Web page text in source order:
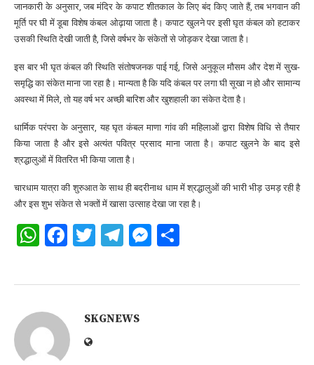
जानकारी के अनुसार, जब मंदिर के कपाट शीतकाल के लिए बंद किए जाते हैं, तब भगवान की
मूर्ति पर घी में डूबा विशेष कंबल ओढ़ाया जाता है। कपाट खुलने पर इसी घृत कंबल को हटाकर
उसकी स्थिति देखी जाती है, जिसे वर्षभर के संकेतों से जोड़कर देखा जाता है।
इस बार भी घृत कंबल की स्थिति संतोषजनक पाई गई, जिसे अनुकूल मौसम और देश में सुख-
समृद्धि का संकेत माना जा रहा है। मान्यता है कि यदि कंबल पर लगा घी सूखा न हो और सामान्य
अवस्था में मिले, तो यह वर्ष भर अच्छी बारिश और खुशहाली का संकेत देता है।
धार्मिक परंपरा के अनुसार, यह घृत कंबल माणा गांव की महिलाओं द्वारा विशेष विधि से तैयार
किया जाता है और इसे अत्यंत पवित्र प्रसाद माना जाता है। कपाट खुलने के बाद इसे
श्रद्धालुओं में वितरित भी किया जाता है।
चारधाम यात्रा की शुरुआत के साथ ही बदरीनाथ धाम में श्रद्धालुओं की भारी भीड़ उमड़ रही है
और इस शुभ संकेत से भक्तों में खासा उत्साह देखा जा रहा है।
WhatsApp
Facebook
Twitter
Telegram
Messenger
SKGNEWS